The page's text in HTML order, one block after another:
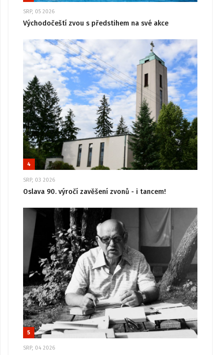
SRP, 05 2026
Východočeští zvou s předstihem na své akce
4
SRP, 03 2026
Oslava 90. výročí zavěšení zvonů - i tancem!
5
SRP, 04 2026